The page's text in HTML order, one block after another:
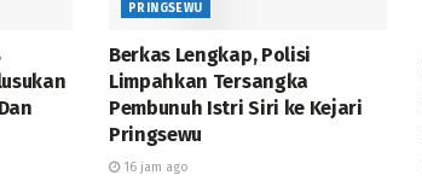
PRINGSEWU
Berkas Lengkap, Polisi
Limpahkan Tersangka
Pembunuh Istri Siri ke Kejari
Pringsewu
16 jam ago